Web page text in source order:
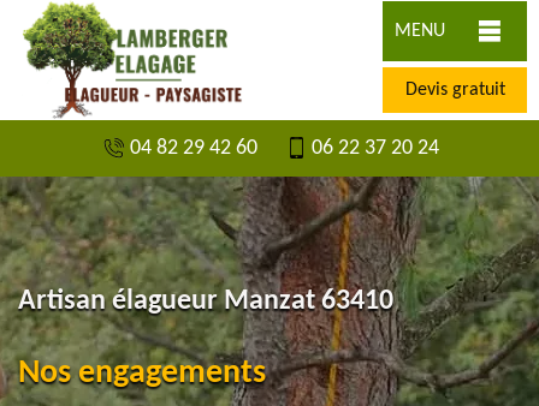
MENU
Devis gratuit
04 82 29 42 60 06 22 37 20 24
Artisan élagueur Manzat 63410
Nos engagements